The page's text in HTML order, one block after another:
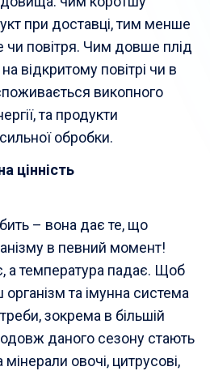
при доставці, тим менше
повітря. Чим довше плід
відкритому повітрі чи в
викопного
та продукти
обробки.
цінність
– вона дає те, що
в певний момент!
а температура падає. Щоб
та імунна система
зокрема в більшій
даного сезону стають
овочі, цитрусові,